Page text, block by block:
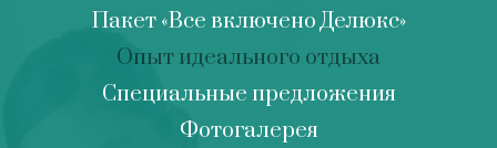
Пакет «Все включено Делюкс»
Опыт идеального отдыха
Специальные предложения
Фотогалерея